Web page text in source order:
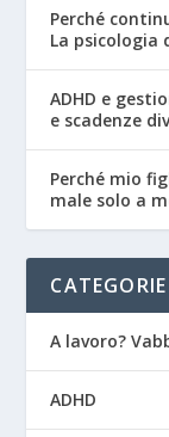
Perché
La psicologia
ADHD e
e scadenze
Perché mio
male solo a
CATEGORIE
A lavoro?
ADHD